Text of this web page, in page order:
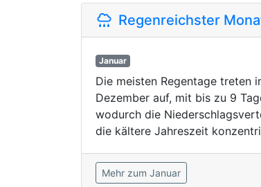
Regenreichster
Januar
Die meisten Regentage treten
Dezember auf, mit bis zu 9
wodurch die
die kältere Jahreszeit
Mehr zum Januar